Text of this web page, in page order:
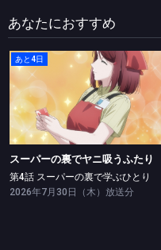
あなたにおすすめ
あと4日
スーパーの裏でヤニ吸うふたり
第4話 スーパーの裏で学ぶひとり
スーパーの裏でヤニ吸うふたり
第4話 スーパーの裏で学ぶひとり
2026年7月30日（木）放送分